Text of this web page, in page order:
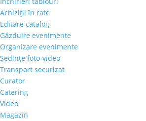
Achiziţii în rate
Editare catalog
Găzduire evenimente
Organizare evenimente
Şedinţe foto-video
Transport securizat
Curator
Catering
Video
Magazin
interesante din cate am organizat.
celebram frumoasa prietenie dintre
ceramist roman Eusebio Spinu, la
de pictura, si...
Primăria Capitalei si Galeria
invită la vernisajul expoziției
Subiective”, de Eugen Raportoru
1 martie 2018
Primăria Capitalei prin Centrul